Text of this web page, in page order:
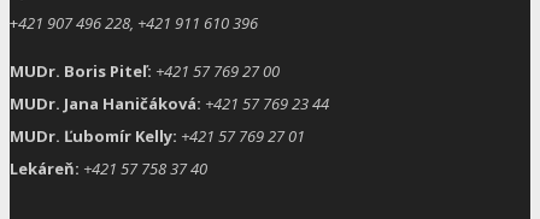
+421 907 496 228, +421 911 610 396
MUDr. Boris Piteľ: +421 57 769 27 00
MUDr. Jana Haničáková: +421 57 769 23 44
MUDr. Ľubomír Kelly: +421 57 769 27 01
Lekáreň: +421 57 758 37 40